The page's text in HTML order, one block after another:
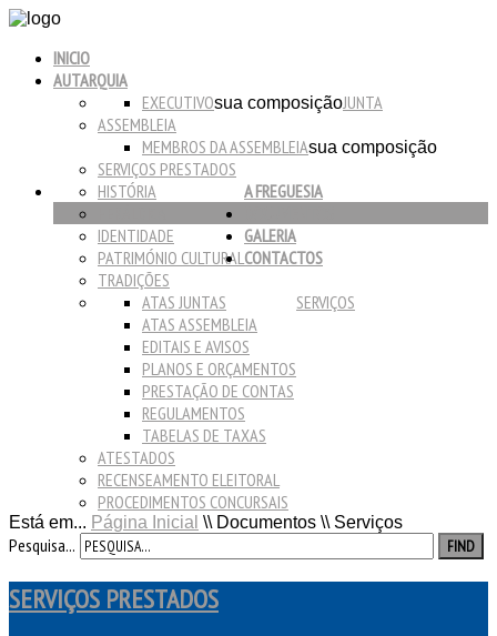
INICIO
AUTARQUIA
JUNTA
EXECUTIVOsua composição
ASSEMBLEIA
MEMBROS DA ASSEMBLEIAsua composição
SERVIÇOS PRESTADOS
A FREGUESIA
HISTÓRIA
IDENTIDADE
PATRIMÓNIO CULTURAL
TRADIÇÕES
SERVIÇOS
ATAS JUNTAS
ATAS ASSEMBLEIA
EDITAIS E AVISOS
PLANOS E ORÇAMENTOS
PRESTAÇÃO DE CONTAS
REGULAMENTOS
TABELAS DE TAXAS
ATESTADOS
RECENSEAMENTO ELEITORAL
PROCEDIMENTOS CONCURSAIS
GALERIA
CONTACTOS
Está em... Página Inicial \\ Documentos \\ Serviços
Pesquisa... FIND
SERVIÇOS PRESTADOS